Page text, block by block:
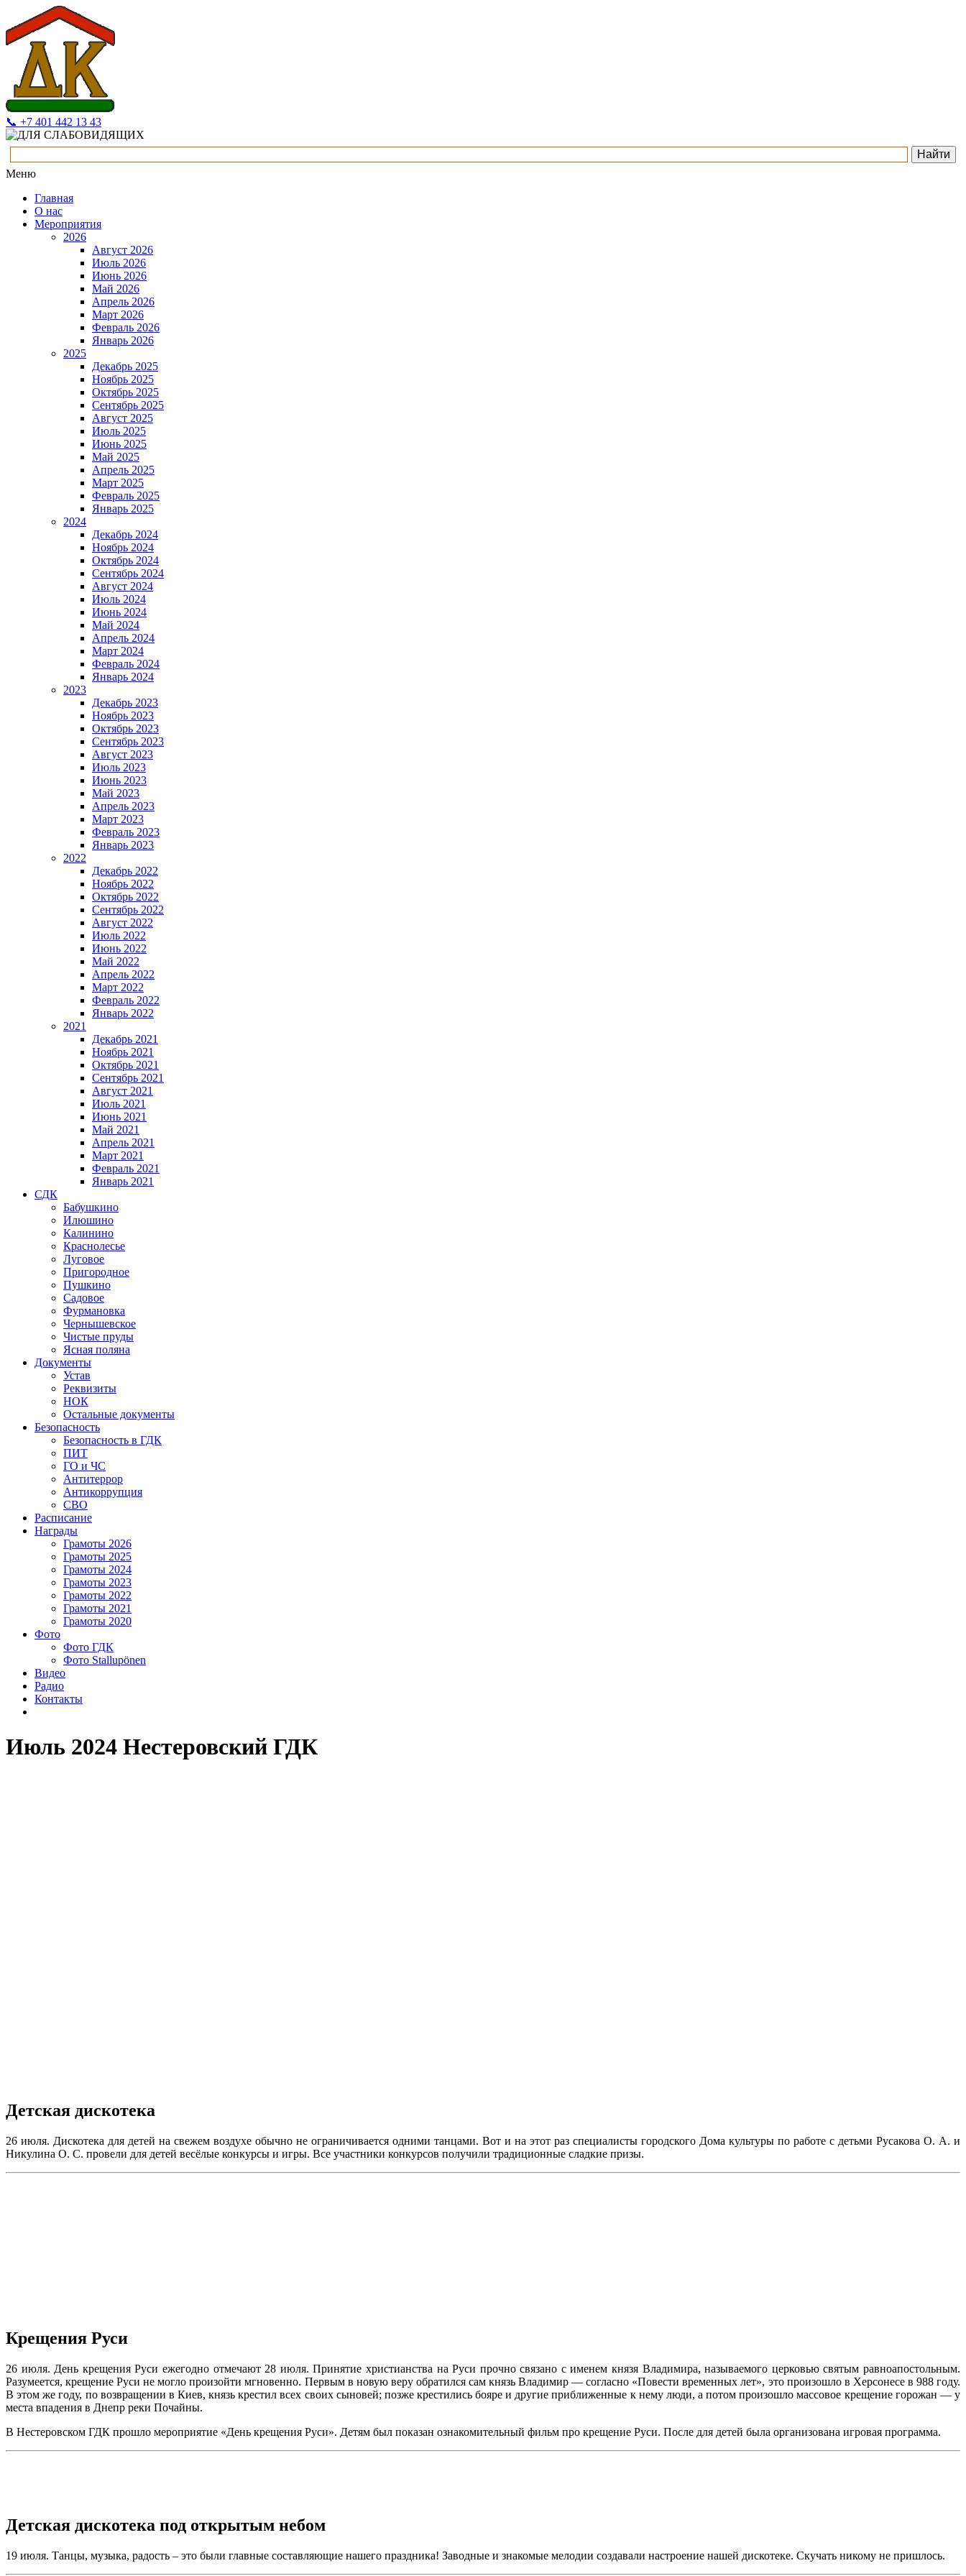
📞 +7 401 442 13 43
Меню
Главная
О нас
Мероприятия
2026
Август 2026
Июль 2026
Июнь 2026
Май 2026
Апрель 2026
Март 2026
Февраль 2026
Январь 2026
2025
Декабрь 2025
Ноябрь 2025
Октябрь 2025
Сентябрь 2025
Август 2025
Июль 2025
Июнь 2025
Май 2025
Апрель 2025
Март 2025
Февраль 2025
Январь 2025
2024
Декабрь 2024
Ноябрь 2024
Октябрь 2024
Сентябрь 2024
Август 2024
Июль 2024
Июнь 2024
Май 2024
Апрель 2024
Март 2024
Февраль 2024
Январь 2024
2023
Декабрь 2023
Ноябрь 2023
Октябрь 2023
Сентябрь 2023
Август 2023
Июль 2023
Июнь 2023
Май 2023
Апрель 2023
Март 2023
Февраль 2023
Январь 2023
2022
Декабрь 2022
Ноябрь 2022
Октябрь 2022
Сентябрь 2022
Август 2022
Июль 2022
Июнь 2022
Май 2022
Апрель 2022
Март 2022
Февраль 2022
Январь 2022
2021
Декабрь 2021
Ноябрь 2021
Октябрь 2021
Сентябрь 2021
Август 2021
Июль 2021
Июнь 2021
Май 2021
Апрель 2021
Март 2021
Февраль 2021
Январь 2021
СДК
Бабушкино
Илюшино
Калинино
Краснолесье
Луговое
Пригородное
Пушкино
Садовое
Фурмановка
Чернышевское
Чистые пруды
Ясная поляна
Документы
Устав
Реквизиты
НОК
Остальные документы
Безопасность
Безопасность в ГДК
ПИТ
ГО и ЧС
Антитеррор
Антикоррупция
СВО
Расписание
Награды
Грамоты 2026
Грамоты 2025
Грамоты 2024
Грамоты 2023
Грамоты 2022
Грамоты 2021
Грамоты 2020
Фото
Фото ГДК
Фото Stallupönen
Видео
Радио
Контакты
Июль 2024 Нестеровский ГДК
Детская дискотека
26 июля. Дискотека для детей на свежем воздухе обычно не ограничивается одними танцами. Вот и на этот раз специалисты городского Дома культуры по работе с детьми Русакова О. А. и
Никулина О. С. провели для детей весёлые конкурсы и игры. Все участники конкурсов получили традиционные сладкие призы.
Крещения Руси
26 июля. День крещения Руси ежегодно отмечают 28 июля. Принятие христианства на Руси прочно связано с именем князя Владимира, называемого церковью святым равноапостольным.
Разумеется, крещение Руси не могло произойти мгновенно. Первым в новую веру обратился сам князь Владимир — согласно «Повести временных лет», это произошло в Херсонесе в 988 году.
В этом же году, по возвращении в Киев, князь крестил всех своих сыновей; позже крестились бояре и другие приближенные к нему люди, а потом произошло массовое крещение горожан — у
места впадения в Днепр реки Почайны.
В Нестеровском ГДК прошло мероприятие «День крещения Руси». Детям был показан ознакомительный фильм про крещение Руси. После для детей была организована игровая программа.
Детская дискотека под открытым небом
19 июля. Танцы, музыка, радость – это были главные составляющие нашего праздника! Заводные и знакомые мелодии создавали настроение нашей дискотеке. Скучать никому не пришлось.